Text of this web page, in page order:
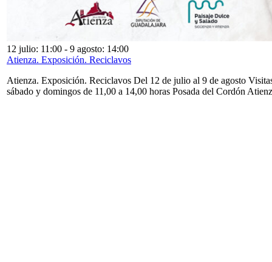
12 julio: 11:00 - 9 agosto: 14:00
Atienza. Exposición. Reciclavos
Atienza. Exposición. Reciclavos Del 12 de julio al 9 de agosto
sábado y domingos de 11,00 a 14,00 horas Posada del Cordón